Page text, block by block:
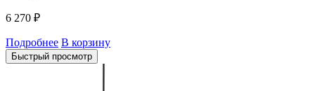
6 270 ₽
Подробнее В корзину
Быстрый просмотр